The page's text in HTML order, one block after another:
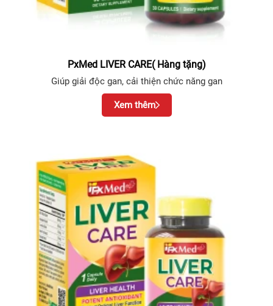
PxMed LIVER CARE( Hàng tặng)
Giúp giải độc gan, cải thiện chức năng gan
Xem thêm